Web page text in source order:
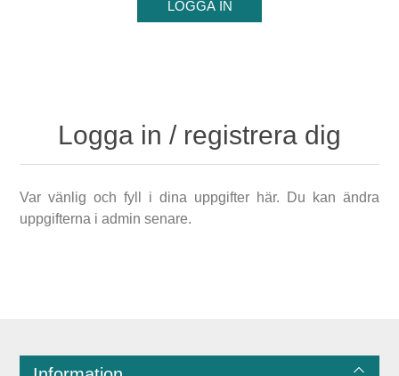
Logga in / registrera dig
Var vänlig och fyll i dina uppgifter här. Du kan ändra
uppgifterna i admin senare.